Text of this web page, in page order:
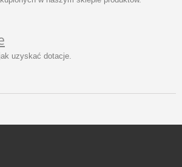
uzyskać dotacje.